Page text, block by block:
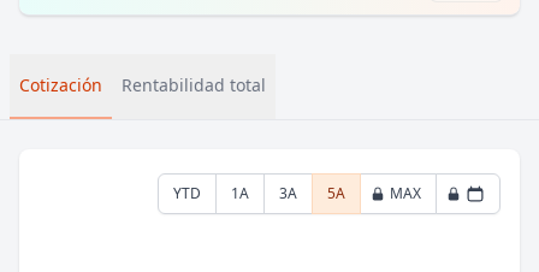
Cotización Rentabilidad total
YTD 1A 3A 5A MAX